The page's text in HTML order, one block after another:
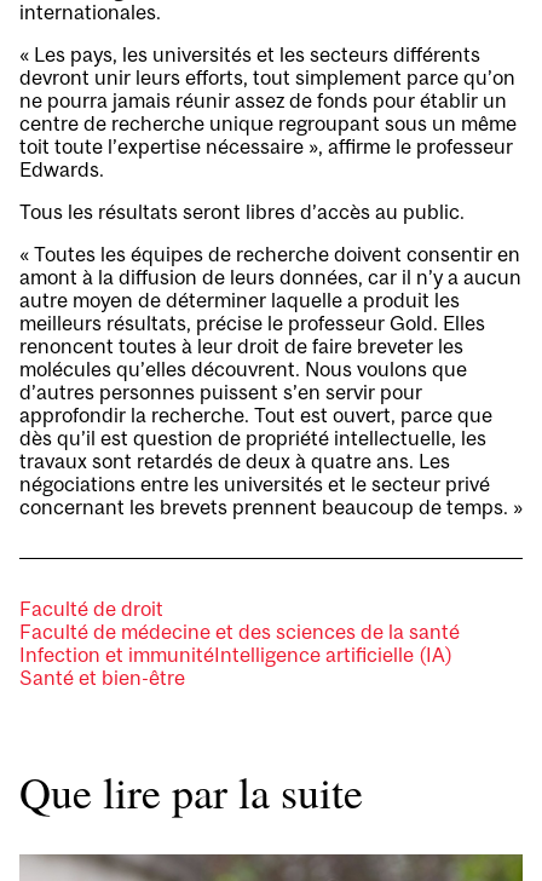
internationales.
« Les pays, les universités et les secteurs différents
devront unir leurs efforts, tout simplement parce qu’on
ne pourra jamais réunir assez de fonds pour établir un
centre de recherche unique regroupant sous un même
toit toute l’expertise nécessaire », affirme le professeur
Edwards.
Tous les résultats seront libres d’accès au public.
« Toutes les équipes de recherche doivent consentir en
amont à la diffusion de leurs données, car il n’y a aucun
autre moyen de déterminer laquelle a produit les
meilleurs résultats, précise le professeur Gold. Elles
renoncent toutes à leur droit de faire breveter les
molécules qu’elles découvrent. Nous voulons que
d’autres personnes puissent s’en servir pour
approfondir la recherche. Tout est ouvert, parce que
dès qu’il est question de propriété intellectuelle, les
travaux sont retardés de deux à quatre ans. Les
négociations entre les universités et le secteur privé
concernant les brevets prennent beaucoup de temps. »
Faculté de droit
Faculté de médecine et des sciences de la santé
Infection et immunitéIntelligence artificielle (IA)
Santé et bien-être
Que lire par la suite